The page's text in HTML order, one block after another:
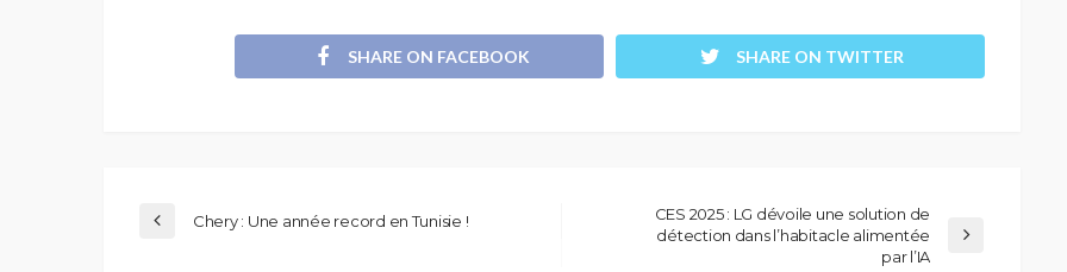
SHARE ON FACEBOOK SHARE ON TWITTER
Chery : Une année record en Tunisie !
CES 2025 : LG dévoile une solution de
détection dans l’habitacle alimentée
par l’IA